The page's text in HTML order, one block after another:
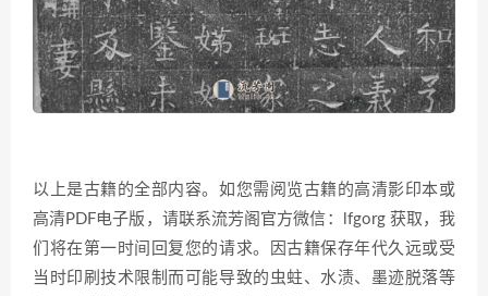
以上是古籍的全部内容。如您需阅览古籍的高清影印本或
高清PDF电子版，请联系流芳阁官方微信：lfgorg 获取，我
们将在第一时间回复您的请求。因古籍保存年代久远或受
当时印刷技术限制而可能导致的虫蛀、水渍、墨迹脱落等